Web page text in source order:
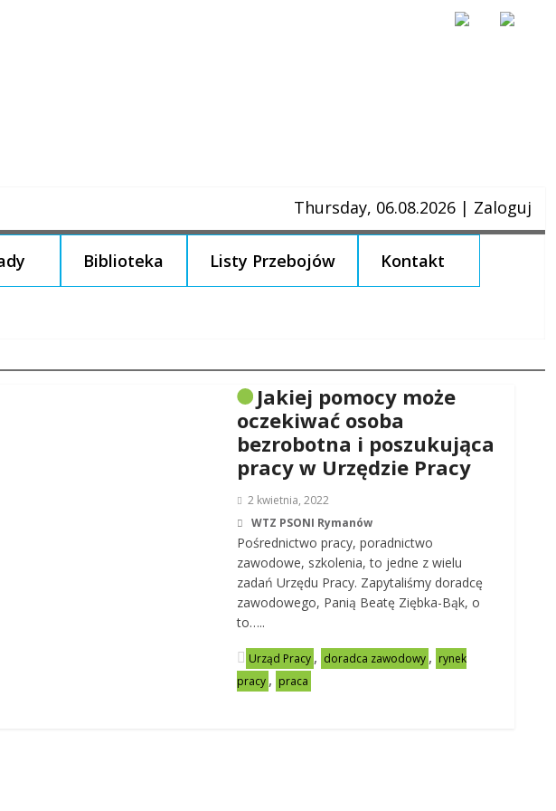
Thursday, 06.08.2026 | Zaloguj
Biblioteka Listy Przebojów Kontakt
Jakiej pomocy może
oczekiwać osoba
bezrobotna i poszukująca
pracy w Urzędzie Pracy
2 kwietnia, 2022
WTZ PSONI Rymanów
Pośrednictwo pracy, poradnictwo
zawodowe, szkolenia, to jedne z wielu
zadań Urzędu Pracy. Zapytaliśmy doradcę
zawodowego, Panią Beatę Ziębka-Bąk, o
to…..
Urząd Pracy , doradca zawodowy , rynek
pracy , praca